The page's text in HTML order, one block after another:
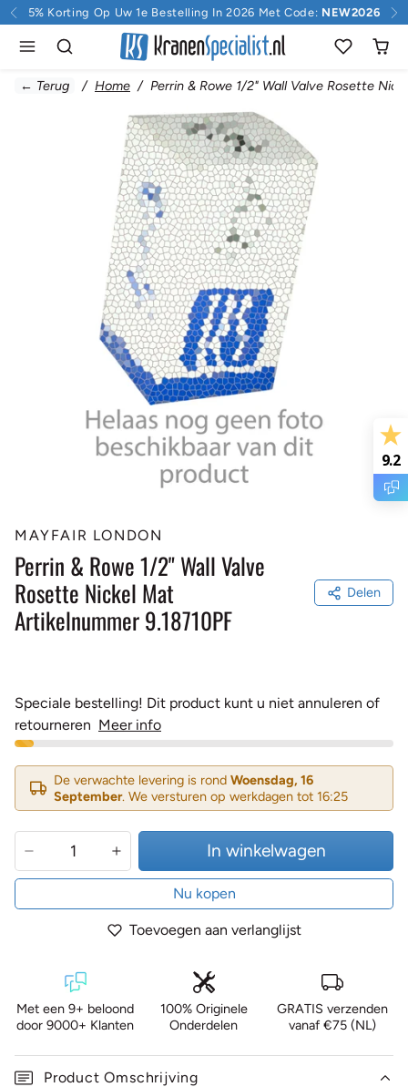
Doorgaan naar inhoud
5% Korting Op Uw 1e Bestelling In 2026 Met Code: NEW2026
← Terug Home Perrin & Rowe 1/2" Wall Valve Rosette
MAYFAIR LONDON
Perrin & Rowe 1/2" Wall Valve
Rosette Nickel Mat
Artikelnummer 9.18710PF
Delen
Speciale bestelling! Dit product kunt u niet annuleren of
retourneren Meer info
De verwachte levering is rond Woensdag, 16
September. We versturen op werkdagen tot 16:25
In winkelwagen
Nu kopen
Toevoegen aan verlanglijst
Met een 9+ beloond
door 9000+ Klanten
100% Originele
Onderdelen
GRATIS verzenden
vanaf €75 (NL)
Product Omschrijving
9.2